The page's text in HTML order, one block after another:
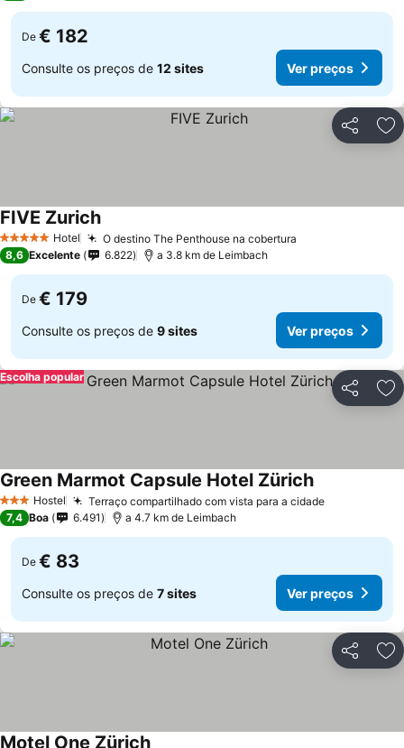
De € 182
Consulte os preços de 12 sites Ver preços
Partilhar
5 Estrelas Hotel O destino The Penthouse na cobertura
FIVE ZurichVer preços
8,6 Excelente 6.822 a 3.8 km de Leimbach
De € 179
Consulte os preços de 9 sites Ver preços
Partilhar
Escolha popular
3 EstrelasHostel Terraço compartilhado com vista para a cidadeVer preços
Green Marmot Capsule Hotel ZürichVer preços
7,4 Boa 6.491 a 4.7 km de Leimbach
De € 83
Consulte os preços de 7 sites Ver preços
Partilhar
Motel One Zürich